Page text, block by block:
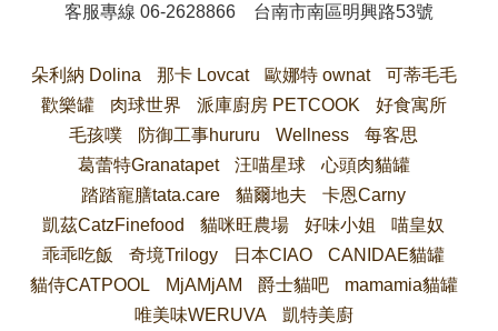
客服專線06-2628866 台南市南區明興路53號
朵利納 Dolina 那卡 Lovcat 歐娜特 ownat
可蒂毛毛
歡樂罐
肉球世界 派庫廚房 PETCOOK
好食寓所
毛孩噗
防御工事hururu Wellness
每客思
葛蕾特Granatapet
汪喵星球
心頭肉貓罐
踏踏寵膳tata.care
貓爾地夫
卡恩Carny
凱茲CatzFinefood
貓咪旺農場 好味小姐
喵皇奴
乖乖吃飯
奇境Trilogy 日本CIAO
CANIDAE貓罐
貓侍CATPOOL
MjAMjAM 爵士貓吧
mamamia貓罐
唯美味WERUVA
凱特美廚